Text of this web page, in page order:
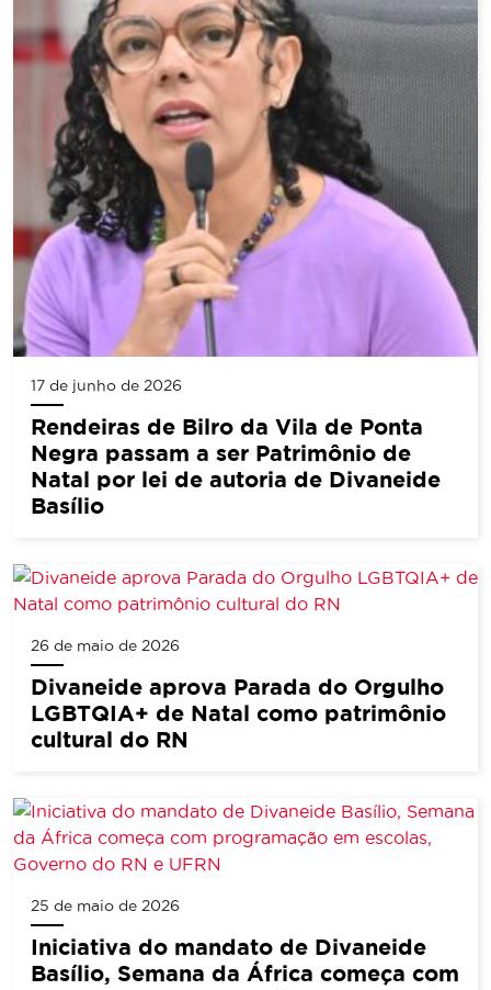
17 de junho de 2026
Rendeiras de Bilro da Vila de Ponta
Negra passam a ser Patrimônio de
Natal por lei de autoria de Divaneide
Basílio
26 de maio de 2026
Divaneide aprova Parada do Orgulho
LGBTQIA+ de Natal como patrimônio
cultural do RN
25 de maio de 2026
Iniciativa do mandato de Divaneide
Basílio, Semana da África começa com